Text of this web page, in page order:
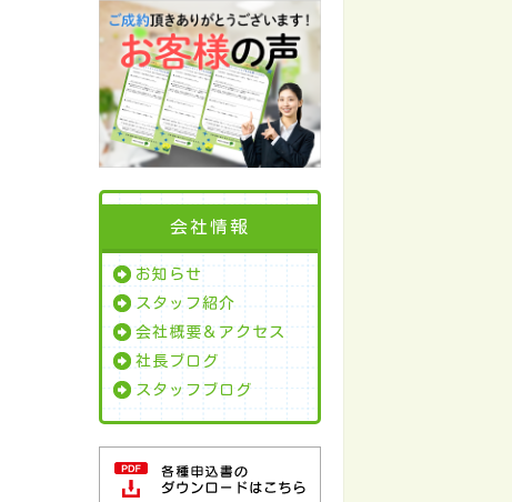
会社情報
お知らせ
スタッフ紹介
会社概要＆アクセス
社長ブログ
スタッフブログ